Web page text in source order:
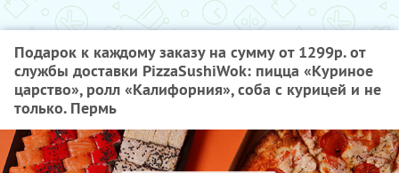
Подарок к каждому заказу на сумму от 1299р. от
службы доставки PizzaSushiWok: пицца «Куриное
царство», ролл «Калифорния», соба с курицей и не
только. Пермь